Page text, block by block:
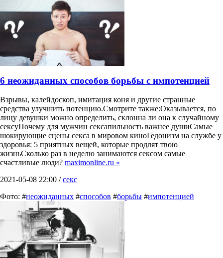
6 неожиданных способов борьбы с импотенцией
Взрывы, калейдоскоп, имитация коня и другие странные
средства улучшить потенцию.Смотрите также:Оказывается, по
лицу девушки можно определить, склонна ли она к случайному
сексуПочему для мужчин сексапильность важнее душиСамые
шокирующие сцены секса в мировом киноГедонизм на службе у
здоровья: 5 приятных вещей, которые продлят твою
жизньСколько раз в неделю занимаются сексом самые
счастливые люди? maximonline.ru »
2021-05-08 22:00 /секс
Фото: #неожиданных #способов #борьбы #импотенцией